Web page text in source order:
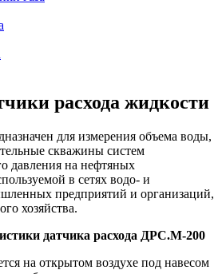
расхода жидкости
для измерения объема воды,
скважины систем
давления на нефтяных
в сетях водо- и
предприятий и организаций,
хозяйства.
датчика расхода ДРС.М-200
на открытом воздухе под навесом